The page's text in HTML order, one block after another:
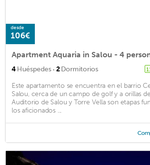
desde
106€
Apartment Aquaria in Salou - 4
4Huéspedes · 2Dormitorios
Este apartamento se encuentra en el barrio
Salou, cerca de un campo de golf y a orillas
Auditorio de Salou y Torre Vella son etapas
los aficionados ...